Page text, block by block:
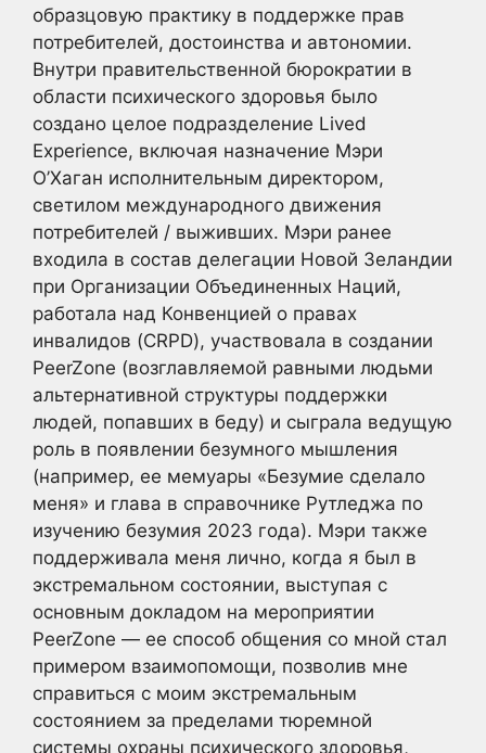
образцовую практику в поддержке прав
потребителей, достоинства и автономии.
Внутри правительственной бюрократии в
области психического здоровья было
создано целое подразделение Lived
Experience, включая назначение Мэри
О’Хаган исполнительным директором,
светилом международного движения
потребителей / выживших. Мэри ранее
входила в состав делегации Новой Зеландии
при Организации Объединенных Наций,
работала над Конвенцией о правах
инвалидов (CRPD), участвовала в создании
PeerZone (возглавляемой равными людьми
альтернативной структуры поддержки
людей, попавших в беду) и сыграла ведущую
роль в появлении безумного мышления
(например, ее мемуары «Безумие сделало
меня» и глава в справочнике Рутледжа по
изучению безумия 2023 года). Мэри также
поддерживала меня лично, когда я был в
экстремальном состоянии, выступая с
основным докладом на мероприятии
PeerZone — ее способ общения со мной стал
примером взаимопомощи, позволив мне
справиться с моим экстремальным
состоянием за пределами тюремной
системы охраны психического здоровья,